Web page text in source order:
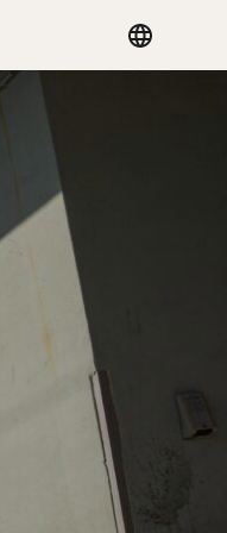
Country
menu